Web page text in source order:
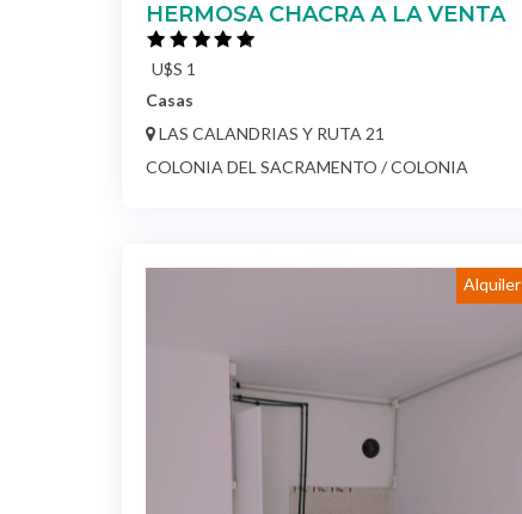
HERMOSA CHACRA A LA VENTA
U$S 1
Casas
LAS CALANDRIAS Y RUTA 21
COLONIA DEL SACRAMENTO / COLONIA
Alquiler